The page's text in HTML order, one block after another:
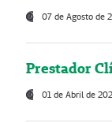
07 de Agosto de
Prestador
01 de Abril de